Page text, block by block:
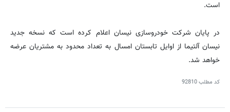
است.
در پایان شرکت خودروسازی نیسان اعلام کرده است که نسخه جدید
نیسان آلتیما از اوایل تابستان امسال به تعداد محدود به مشتریان عرضه
خواهد شد.
کد مطلب92810